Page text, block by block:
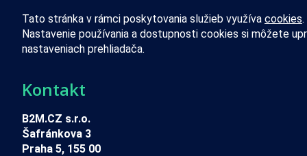
Tato stránka v rámci poskytovania služieb využíva cookies.
Nastavenie používania a dostupnosti cookies si môžete
nastaveniach prehliadača.
Kontakt
B2M.CZ s.r.o.
Šafránkova 3
Praha 5, 155 00